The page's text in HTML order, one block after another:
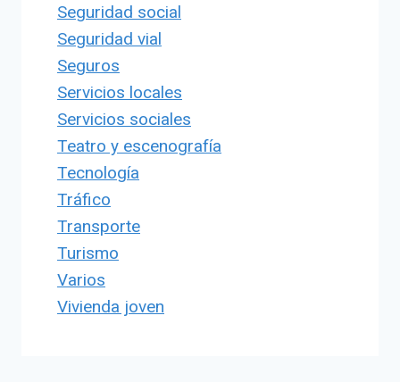
Seguridad social
Seguridad vial
Seguros
Servicios locales
Servicios sociales
Teatro y escenografía
Tecnología
Tráfico
Transporte
Turismo
Varios
Vivienda joven